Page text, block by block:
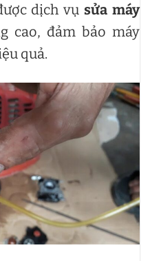
dịch vụsửa máy
cao, đảm bảo máy
quả.